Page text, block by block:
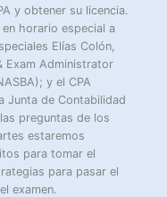
y obtener su licencia.
horario especial a
Elías Colón,
Exam Administrator
y el CPA
Junta de Contabilidad
preguntas de los
estaremos
para tomar el
para pasar el
examen.